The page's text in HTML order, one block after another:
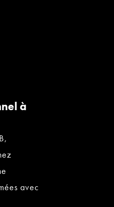
à
avec